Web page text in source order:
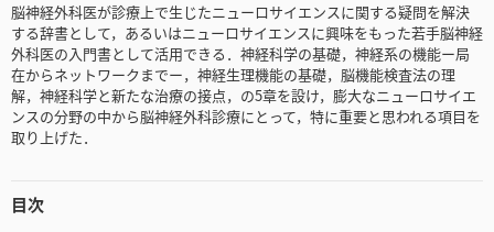
脳神経外科医が診療上で生じたニューロサイエンスに関する疑問を解決
する辞書として，あるいはニューロサイエンスに興味をもった若手脳神経
外科医の入門書として活用できる．神経科学の基礎，神経系の機能ー局
在からネットワークまでー，神経生理機能の基礎，脳機能検査法の理
解，神経科学と新たな治療の接点，の5章を設け，膨大なニューロサイエ
ンスの分野の中から脳神経外科診療にとって，特に重要と思われる項目を
取り上げた．
目次